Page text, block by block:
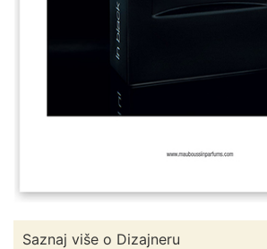
Saznaj više o Dizajneru